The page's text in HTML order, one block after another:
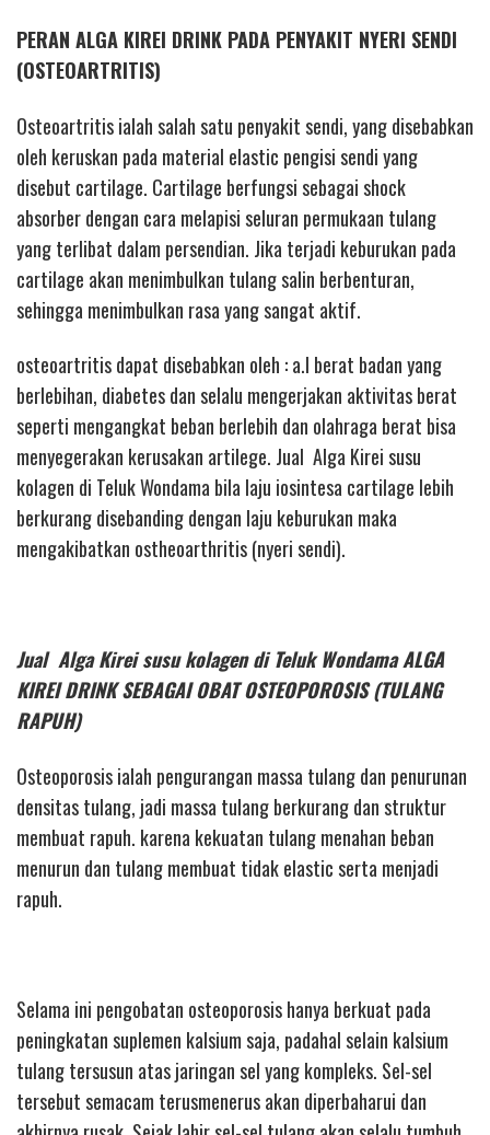
PERAN ALGA KIREI DRINK PADA PENYAKIT NYERI SENDI
(OSTEOARTRITIS)
Osteoartritis ialah salah satu penyakit sendi, yang disebabkan
oleh keruskan pada material elastic pengisi sendi yang
disebut cartilage. Cartilage berfungsi sebagai shock
absorber dengan cara melapisi seluran permukaan tulang
yang terlibat dalam persendian. Jika terjadi keburukan pada
cartilage akan menimbulkan tulang salin berbenturan,
sehingga menimbulkan rasa yang sangat aktif.
osteoartritis dapat disebabkan oleh : a.l berat badan yang
berlebihan, diabetes dan selalu mengerjakan aktivitas berat
seperti mengangkat beban berlebih dan olahraga berat bisa
menyegerakan kerusakan artilege. Jual Alga Kirei susu
kolagen di Teluk Wondama bila laju iosintesa cartilage lebih
berkurang disebanding dengan laju keburukan maka
mengakibatkan ostheoarthritis (nyeri sendi).
Jual Alga Kirei susu kolagen di Teluk Wondama ALGA
KIREI DRINK SEBAGAI OBAT OSTEOPOROSIS (TULANG
RAPUH)
Osteoporosis ialah pengurangan massa tulang dan penurunan
densitas tulang, jadi massa tulang berkurang dan struktur
membuat rapuh. karena kekuatan tulang menahan beban
menurun dan tulang membuat tidak elastic serta menjadi
rapuh.
Selama ini pengobatan osteoporosis hanya berkuat pada
peningkatan suplemen kalsium saja, padahal selain kalsium
tulang tersusun atas jaringan sel yang kompleks. Sel-sel
tersebut semacam terusmenerus akan diperbaharui dan